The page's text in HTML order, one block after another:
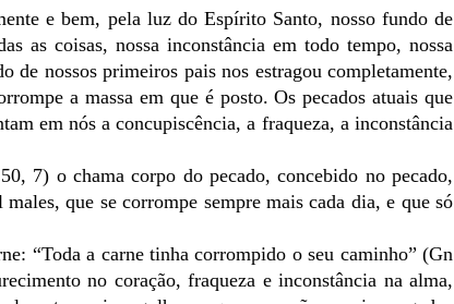
e bem, pela luz do Espírito Santo, nosso fundo de
as coisas, nossa inconstância em todo tempo, nossa
de nossos primeiros pais nos estragou completamente,
a massa em que é posto. Os pecados atuais que
em nós a concupiscência, a fraqueza, a inconstância
7) o chama corpo do pecado, concebido no pecado,
que se corrompe sempre mais cada dia, e que só
“Toda a carne tinha corrompido o seu caminho” (Gn
no coração, fraqueza e inconstância na alma,